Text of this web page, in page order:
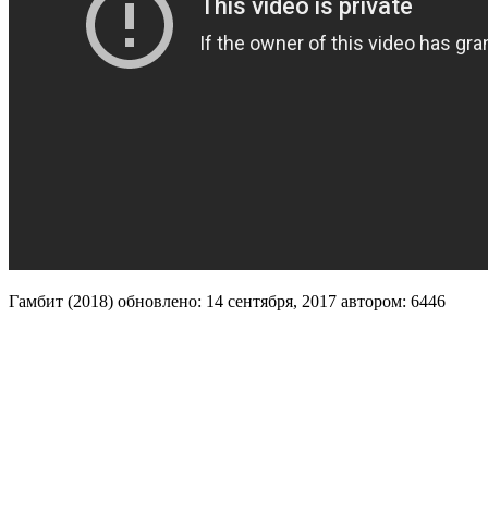
Гамбит (2018) обновлено: 14 сентября, 2017 автором: 6446